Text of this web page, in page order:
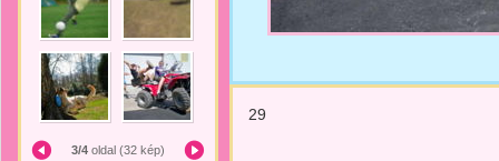
3/4 oldal (32 kép)
29